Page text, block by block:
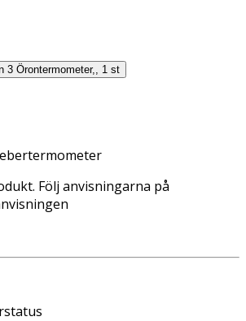
3 Örontermometer,, 1 st
Följ anvisningarna på